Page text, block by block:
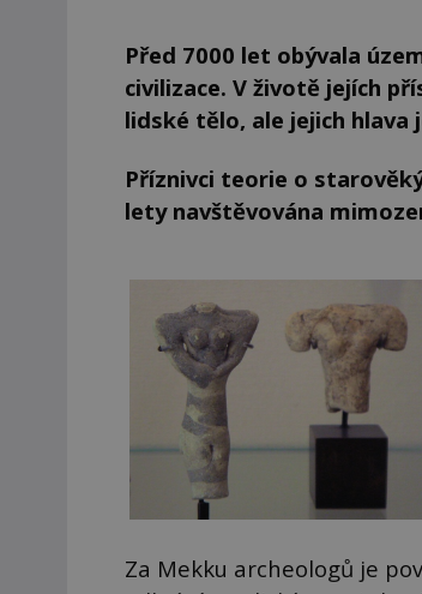
Před 7000 let obývala
civilizace. V životě jejích
lidské tělo, ale jejich hlava
Příznivci teorie o
lety navštěvována
Za Mekku archeologů je